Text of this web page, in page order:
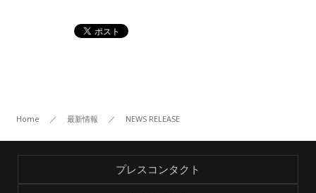
Home ／ 最新情報 ／ NEWS RELEASE
プレスコンタクト